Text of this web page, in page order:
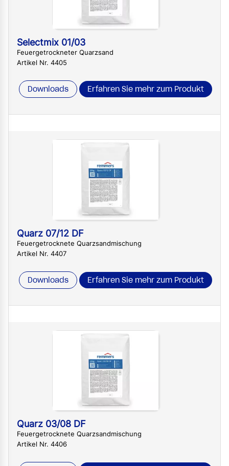
Selectmix 01/03
Feuergetrockneter Quarzsand
Artikel Nr. 4405
Downloads Erfahren Sie mehr zum Produkt
Quarz 07/12 DF
Feuergetrocknete Quarzsandmischung
Artikel Nr. 4407
Downloads Erfahren Sie mehr zum Produkt
Quarz 03/08 DF
Feuergetrocknete Quarzsandmischung
Artikel Nr. 4406